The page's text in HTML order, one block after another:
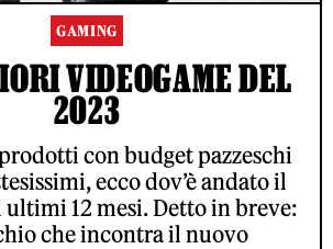
GAMING
VIDEOGAME DEL
2023
con budget pazzeschi
ecco dov’è andato il
12 mesi. Detto in breve:
che incontra il nuovo